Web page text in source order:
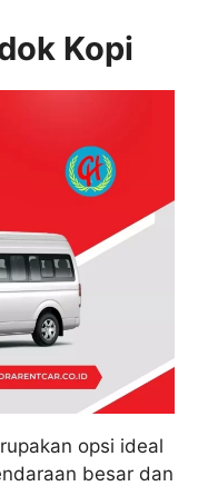
Kopi
opsi ideal
besar dan